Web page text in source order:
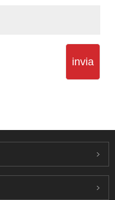
invia